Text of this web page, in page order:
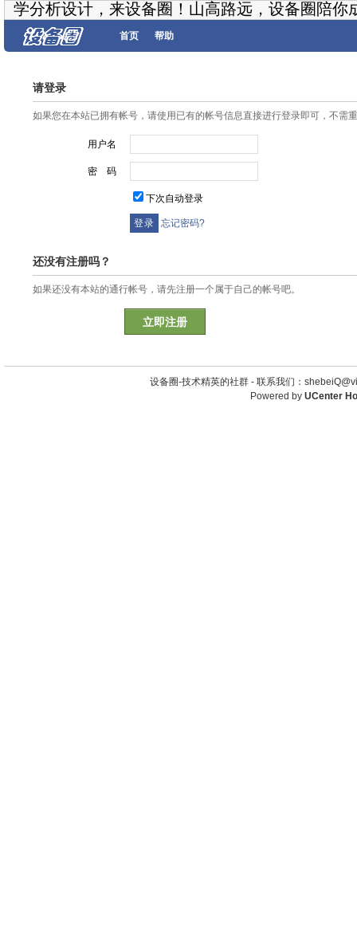
学分析设计，来设备圈！山高路远，设备圈陪你
首页 帮助
请登录
如果您在本站已拥有帐号，请使用已有的帐号信息直接进行登录即可，不需
用户名
密 码
下次自动登录
忘记密码?
还没有注册吗？
如果还没有本站的通行帐号，请先注册一个属于自己的帐号吧。
立即注册
设备圈-技术精英的社群 - 联系我们：
Powered by UCenter